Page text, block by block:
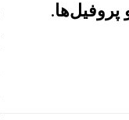
پروفیل‌ها.